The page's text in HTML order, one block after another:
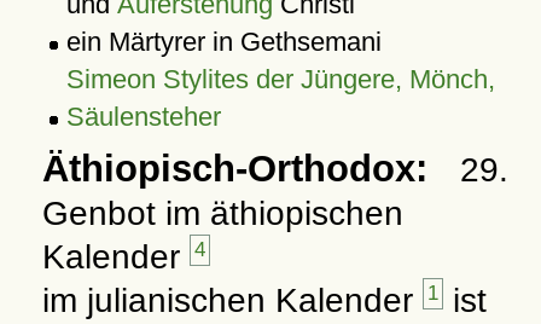
ein Märtyrer in Gethsemani
Simeon Stylites der Jüngere, Mönch,
Säulensteher
Äthiopisch-Orthodox:
29.
Genbot im äthiopischen
Kalender
4
im julianischen Kalender 1 ist